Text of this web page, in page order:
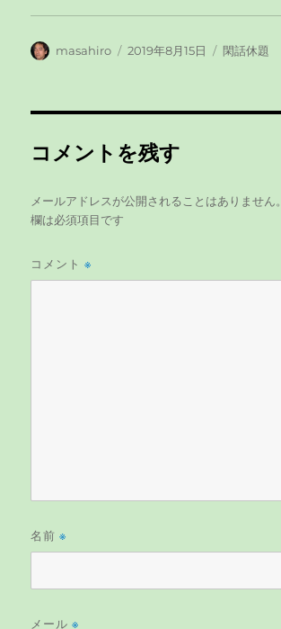
投
masahiro
投
2019年8月15日
カ
閑話休題
コメントを残す
メールアドレスが公開されることはありません。
欄は必須項目です
コメント※
名前※
メール※